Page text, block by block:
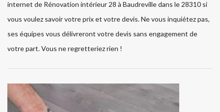
internet de Rénovation intérieur 28 à Baudreville dans le 28310 si
vous voulez savoir votre prix et votre devis. Ne vous inquiétez pas,
ses équipes vous délivreront votre devis sans engagement de
votre part. Vous ne regretteriez rien !